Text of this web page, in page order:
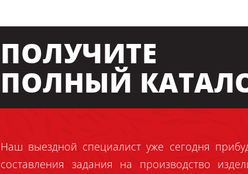
ПОЛУЧИТЕ
ПОЛНЫЙ
Наш выездной специалист уже сегодня
составления задания на производство